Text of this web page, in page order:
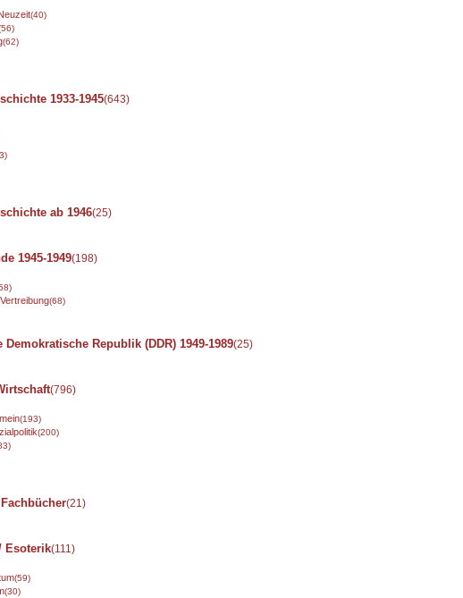
(40)
(62)
1933-1945(643)
ab 1946(25)
1945-1949(198)
(68)
Demokratische Republik (DDR) 1949-1989(25)
(796)
(193)
(200)
(21)
Esoterik(111)
(59)
(30)